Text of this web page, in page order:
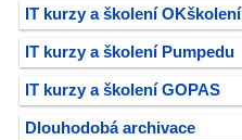
IT kurzy a školení OKškolení
IT kurzy a školení Pumpedu
IT kurzy a školení GOPAS
Dlouhodobá archivace